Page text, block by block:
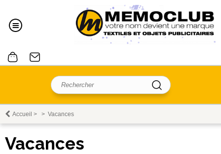
Accueil > > Vacances
Vacances